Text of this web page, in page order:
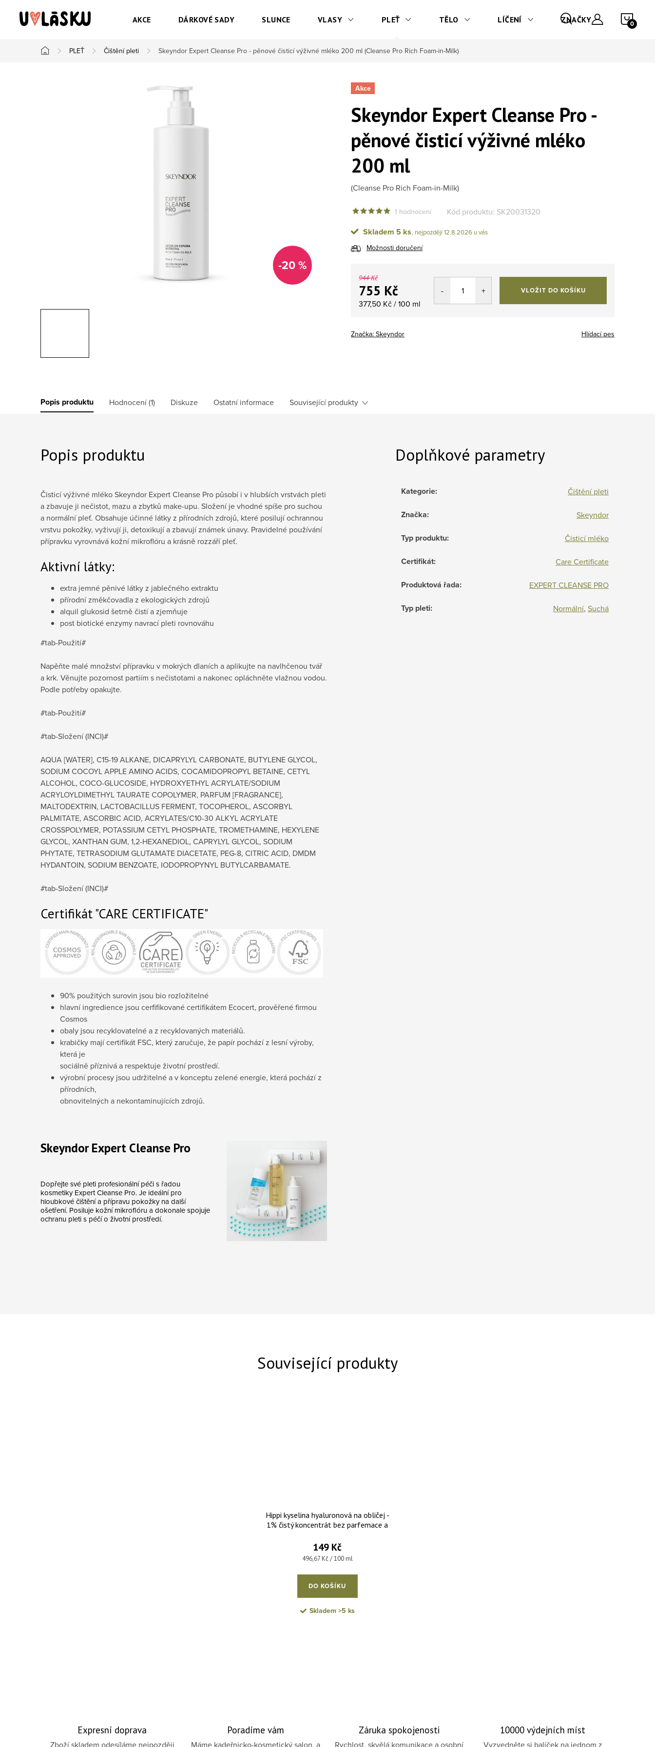
AKCE DÁRKOVÉ SADY SLUNCE VLASY PLEŤ TĚLO LÍČENÍ ZNAČKY
Domů
PLEŤ Čištění pleti Skeyndor Expert Cleanse Pro - pěnové čisticí výživné mléko 200 ml (Cleanse Pro Rich Foam-in-Milk)
-20 %
Akce
Skeyndor Expert Cleanse Pro -
pěnové čisticí výživné mléko
200 ml
(Cleanse Pro Rich Foam-in-Milk)
1 hodnocení Kód produktu: SK20031320
Skladem 5 ks 12.8.2026
Možnosti doručení
944 Kč
755 Kč
Měrná cena:
377,50 Kč / 100 ml
VLOŽIT DO KOŠÍKU
Značka: Skeyndor Hlídací pes
Popis produktu Hodnocení (1) Diskuze Ostatní informace Související produkty
Popis produktu
Čisticí výživné mléko Skeyndor Expert Cleanse Pro působí i v hlubších vrstvách pleti
a zbavuje ji nečistot, mazu a zbytků make-upu. Složení je vhodné spíše pro suchou
a normální pleť. Obsahuje účinné látky z přírodních zdrojů, které posilují ochrannou
vrstvu pokožky, vyživují ji, detoxikují a zbavují známek únavy. Pravidelné používání
přípravku vyrovnává kožní mikroflóru a krásně rozzáří pleť.
Aktivní látky:
extra jemné pěnivé látky z jablečného extraktu
přírodní změkčovadla z ekologických zdrojů
alquil glukosid šetrně čistí a zjemňuje
post biotické enzymy navrací pleti rovnováhu
#tab-Použití#
Napěňte malé množství přípravku v mokrých dlaních a aplikujte na navlhčenou tvář
a krk. Věnujte pozornost partiím s nečistotami a nakonec opláchněte vlažnou vodou.
Podle potřeby opakujte.
#tab-Použití#
#tab-Složení (INCI)#
AQUA [WATER], C15-19 ALKANE, DICAPRYLYL CARBONATE, BUTYLENE GLYCOL,
SODIUM COCOYL APPLE AMINO ACIDS, COCAMIDOPROPYL BETAINE, CETYL
ALCOHOL, COCO-GLUCOSIDE, HYDROXYETHYL ACRYLATE/SODIUM
ACRYLOYLDIMETHYL TAURATE COPOLYMER, PARFUM [FRAGRANCE],
MALTODEXTRIN, LACTOBACILLUS FERMENT, TOCOPHEROL, ASCORBYL
PALMITATE, ASCORBIC ACID, ACRYLATES/C10-30 ALKYL ACRYLATE
CROSSPOLYMER, POTASSIUM CETYL PHOSPHATE, TROMETHAMINE, HEXYLENE
GLYCOL, XANTHAN GUM, 1,2-HEXANEDIOL, CAPRYLYL GLYCOL, SODIUM
PHYTATE, TETRASODIUM GLUTAMATE DIACETATE, PEG-8, CITRIC ACID, DMDM
HYDANTOIN, SODIUM BENZOATE, IODOPROPYNYL BUTYLCARBAMATE.
#tab-Složení (INCI)#
Certifikát "CARE CERTIFICATE"
90% použitých surovin jsou bio rozložitelné
hlavní ingredience jsou cerfifikované certifikátem Ecocert, prověřené firmou
Cosmos
obaly jsou recyklovatelné a z recyklovaných materiálů.
krabičky mají certifikát FSC, který zaručuje, že papír pochází z lesní výroby,
která je
sociálně příznivá a respektuje životní prostředí.
výrobní procesy jsou udržitelné a v konceptu zelené energie, která pochází z
přírodních,
obnovitelných a nekontaminujících zdrojů.
Skeyndor Expert Cleanse Pro
Dopřejte své pleti profesionální péči s řadou
kosmetiky Expert Cleanse Pro. Je ideální pro
hloubkové čištění a přípravu pokožky na další
ošetření. Posiluje kožní mikroflóru a dokonale spojuje
ochranu pleti s péčí o životní prostředí.
Doplňkové parametry
Kategorie: Čištění pleti
Značka: Skeyndor
Typ produktu: Čisticí mléko
Certifikát: Care Certificate
Produktová řada: EXPERT CLEANSE PRO
Typ pleti: Normální, Suchá
Související produkty
Hippi kyselina hyaluronová na obličej -
1% čistý koncentrát bez parfemace a
149 Kč
Měrná cena:
496,67 Kč / 100 ml
DO KOŠÍKU
Skladem >5 ks
Expresní doprava
Zboží skladem odesíláme nejpozději
Poradíme vám
Máme kadeřnicko-kosmetický salon, a
Záruka spokojenosti
Rychlost, skvělá komunikace a osobní
10000 výdejních míst
Vyzvedněte si balíček na jednom z